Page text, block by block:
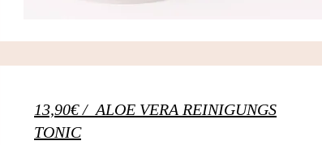
13,90€ / ALOE VERA REINIGUNGS
TONIC